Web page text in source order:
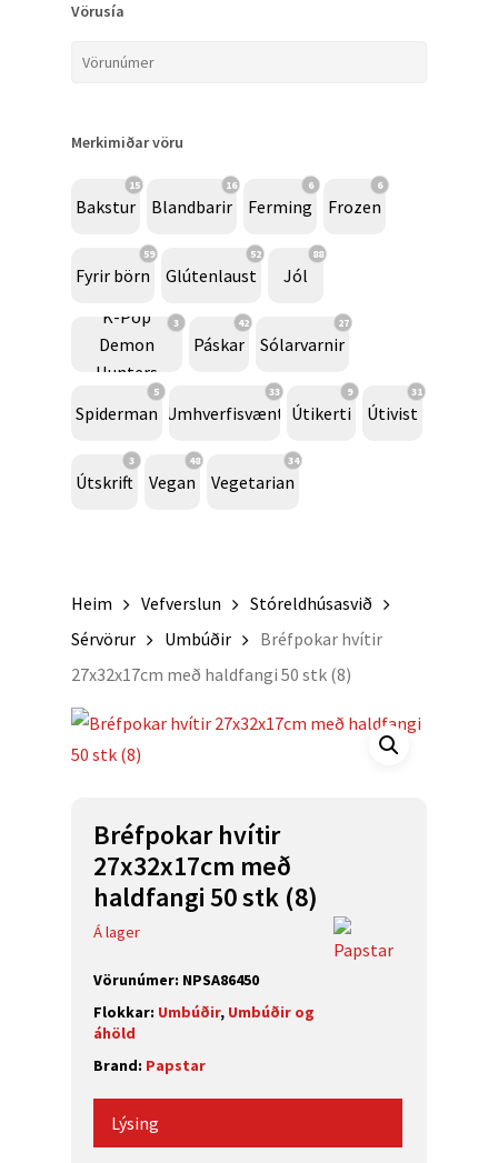
Vörusía
Merkimiðar vöru
15
Bakstur
16
Blandbarir
6
Ferming
6
Frozen
59
Fyrir börn
52
Glútenlaust
88
Jól
3
K-Pop
Demon
Hunters
42
Páskar
27
Sólarvarnir
5
Spiderman
33
Umhverfisvænt
9
Útikerti
31
Útivist
3
Útskrift
48
Vegan
34
Vegetarian
Heim Vefverslun
Stóreldhúsasvið
Sérvörur
Umbúðir
Bréfpokar hvítir
27x32x17cm með haldfangi 50 stk (8)
Bréfpokar hvítir
27x32x17cm með
haldfangi 50 stk (8)
Á lager
Vörunúmer: NPSA86450
Flokkar: Umbúðir, Umbúðir og
áhöld
Brand: Papstar
Lýsing